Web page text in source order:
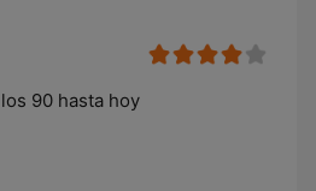
90 hasta hoy